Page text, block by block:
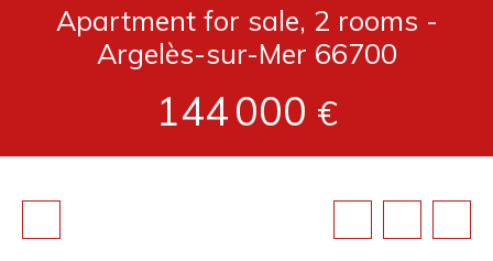
Apartment for sale, 2 rooms -
Argelès-sur-Mer 66700
144 000 €